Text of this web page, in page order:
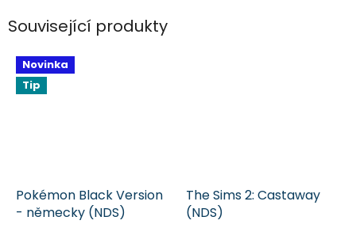
Související produkty
Novinka
Tip
Pokémon Black Version
- německy (NDS)
The Sims 2: Castaway
(NDS)